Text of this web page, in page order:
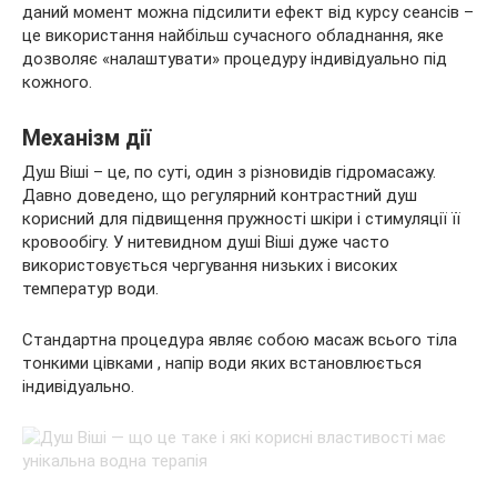
даний момент можна підсилити ефект від курсу сеансів –
це використання найбільш сучасного обладнання, яке
дозволяє «налаштувати» процедуру індивідуально під
кожного.
Механізм дії
Душ Віші – це, по суті, один з різновидів гідромасажу.
Давно доведено, що регулярний контрастний душ
корисний для підвищення пружності шкіри і стимуляції її
кровообігу. У нитевидном душі Віші дуже часто
використовується чергування низьких і високих
температур води.
Стандартна процедура являє собою масаж всього тіла
тонкими цівками , напір води яких встановлюється
індивідуально.